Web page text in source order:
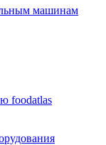
машинам
foodatlas